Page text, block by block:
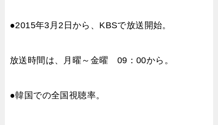
●2015年3月2日から、KBSで放送開始。
放送時間は、月曜～金曜 09：00から。
●韓国での全国視聴率。